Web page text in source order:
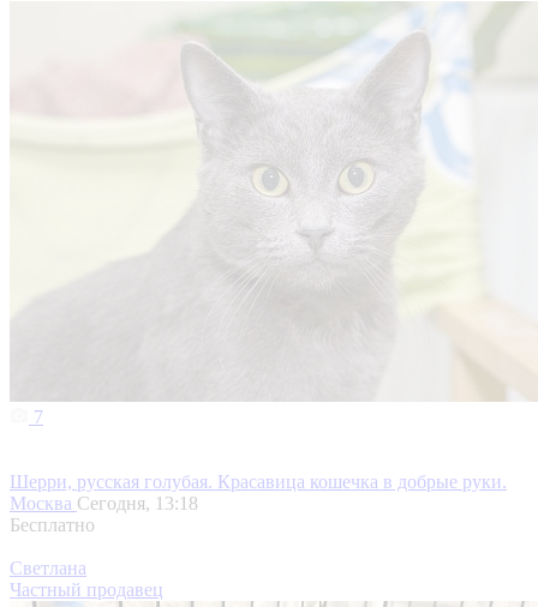
7
Шерри, русская голубая. Красавица кошечка в добрые руки.
Москва Сегодня, 13:18
Бесплатно
Светлана
Частный продавец